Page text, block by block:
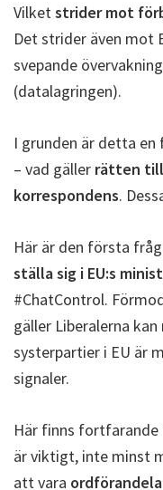
Vilket strider mot
Det strider även mot
svepande
(datalagringen).
I grunden är detta en
– vad gäller rätten
korrespondens.
Här är den första
ställa sig i EU:s
#ChatControl.
gäller Liberalerna
systerpartier i EU är
signaler.
Här finns fortfarande
är viktigt, inte minst
att vara